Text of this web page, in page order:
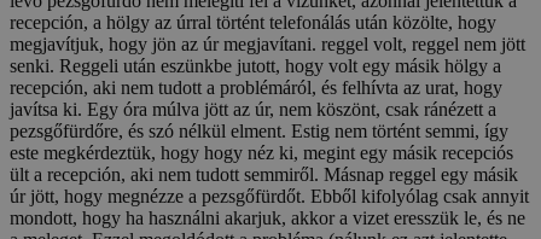
recepción, a hölgy az úrral történt telefonálás után közölte, hogy
megjavítjuk, hogy jön az úr megjavítani. reggel volt, reggel nem jött
senki. Reggeli után eszünkbe jutott, hogy volt egy másik hölgy a
recepción, aki nem tudott a problémáról, és felhívta az urat, hogy
javítsa ki. Egy óra múlva jött az úr, nem köszönt, csak ránézett a
pezsgőfürdőre, és szó nélkül elment. Estig nem történt semmi, így
este megkérdeztük, hogy hogy néz ki, megint egy másik recepciós
ült a recepción, aki nem tudott semmiről. Másnap reggel egy másik
úr jött, hogy megnézze a pezsgőfürdőt. Ebből kifolyólag csak annyit
mondott, hogy ha használni akarjuk, akkor a vizet eresszük le, és ne